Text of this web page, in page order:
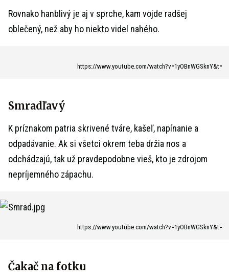
Rovnako hanblivý je aj v sprche, kam vojde radšej
oblečený, než aby ho niekto videl nahého.
https://www.youtube.com/watch?v=1yOBnWGSknY&t=
Smradľavý
K príznakom patria skrivené tváre, kašeľ, napínanie a
odpadávanie. Ak si všetci okrem teba držia nos a
odchádzajú, tak už pravdepodobne vieš, kto je zdrojom
nepríjemného zápachu.
https://www.youtube.com/watch?v=1yOBnWGSknY&t=
Čakač na fotku